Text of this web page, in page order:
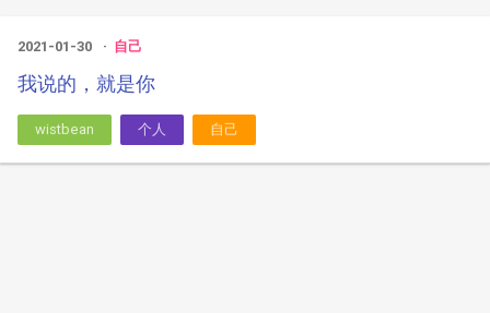
2021-01-30 自己
我说的，就是你
wistbean 个人 自己